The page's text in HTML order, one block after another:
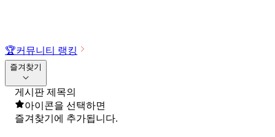
🏆커뮤니티 랭킹
즐겨찾기
게시판 제목의
아이콘을 선택하면
즐겨찾기에 추가됩니다.